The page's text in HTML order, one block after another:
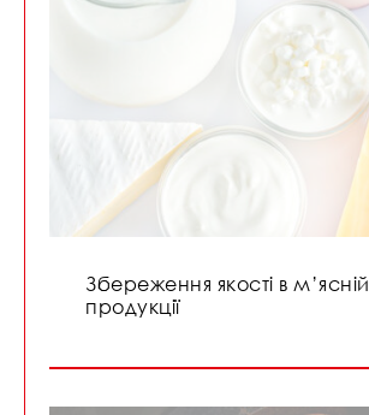
Збереження якості в м’ясній
продукції